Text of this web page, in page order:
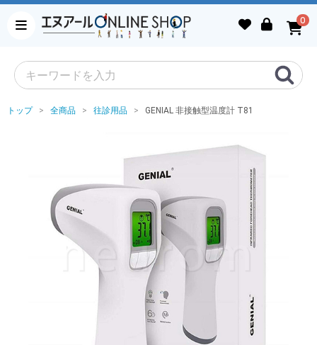
0
トップ 全商品 往診用品 GENIAL 非接触型温度計 T81